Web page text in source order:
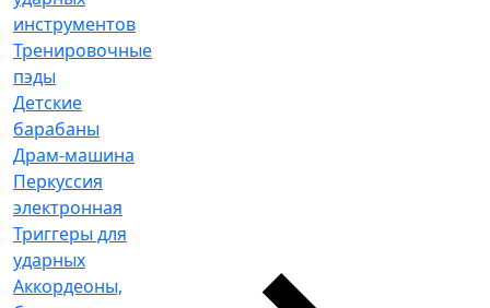
инструментов
Тренировочные
пэды
Детские
барабаны
Драм-машина
Перкуссия
электронная
Триггеры для
ударных
Аккордеоны,